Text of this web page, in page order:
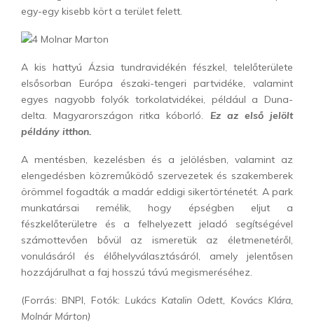
egy-egy kisebb kört a terület felett.
A kis hattyú Ázsia tundravidékén fészkel, telelőterülete
elsősorban Európa északi-tengeri partvidéke, valamint
egyes nagyobb folyók torkolatvidékei, például a Duna-
delta. Magyarországon ritka kóborló. Ez az első jelölt
példány itthon.
A mentésben, kezelésben és a jelölésben, valamint az
elengedésben közreműködő szervezetek és szakemberek
örömmel fogadták a madár eddigi sikertörténetét. A park
munkatársai remélik, hogy épségben eljut a
fészkelőterületre és a felhelyezett jeladó segítségével
számottevően bővül az ismeretük az életmenetéről,
vonulásáról és élőhelyválasztásáról, amely jelentősen
hozzájárulhat a faj hosszú távú megismeréséhez.
(Forrás: BNPI, Fotók: Lukács Katalin Odett, Kovács Klára,
Molnár Márton)